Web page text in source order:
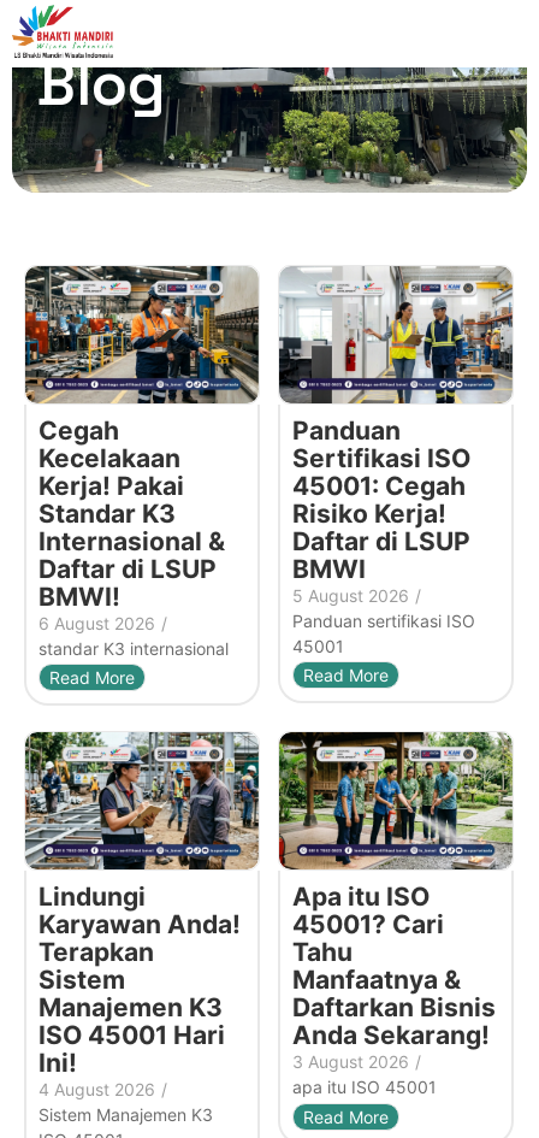
Blog
Cegah
Kecelakaan
Kerja! Pakai
Standar K3
Internasional &
Daftar di LSUP
BMWI!
6 August 2026 /
standar K3 internasional
Read More
Panduan
Sertifikasi ISO
45001: Cegah
Risiko Kerja!
Daftar di LSUP
BMWI
5 August 2026 /
Panduan sertifikasi ISO
45001
Read More
Lindungi
Karyawan Anda!
Terapkan
Sistem
Manajemen K3
ISO 45001 Hari
Ini!
4 August 2026 /
Sistem Manajemen K3
Apa itu ISO
45001? Cari
Tahu
Manfaatnya &
Daftarkan Bisnis
Anda Sekarang!
3 August 2026 /
apa itu ISO 45001
Read More